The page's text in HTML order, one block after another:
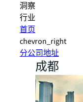
洞察
行业
首页
chevron_right
分公司地址
成都